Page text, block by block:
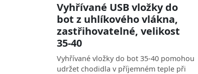
Vyhřívané USB vložky do
bot z uhlíkového vlákna,
zastřihovatelné, velikost
35-40
Vyhřívané vložky do bot 35-40 pomohou
udržet chodidla v příjemném teple při